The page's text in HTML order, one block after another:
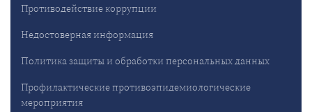
Противодействие коррупции
Недостоверная информация
Политика защиты и обработки персональных данных
Профилактические противоэпидемиологические
мероприятия